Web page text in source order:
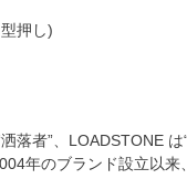
押し)
落者”、LOADSTONE
年のブランド設立以来